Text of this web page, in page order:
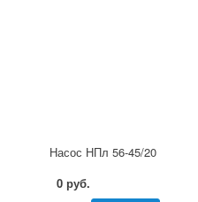
Насос НПл 56-45/20
0 руб.